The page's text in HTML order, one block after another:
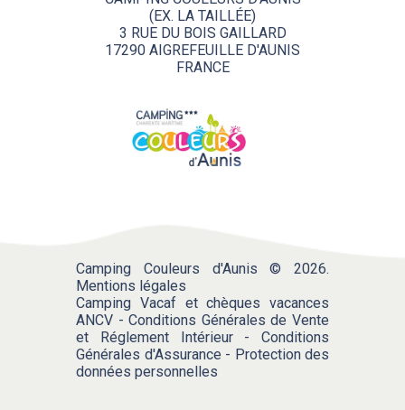
(EX. LA TAILLÉE)
3 RUE DU BOIS GAILLARD
17290 AIGREFEUILLE D'AUNIS
FRANCE
Camping Couleurs d'Aunis © 2026.
Mentions légales
Camping Vacaf et chèques vacances
ANCV -Conditions Générales de Vente
et Réglement Intérieur- Conditions
Générales d'Assurance - Protection des
données personnelles